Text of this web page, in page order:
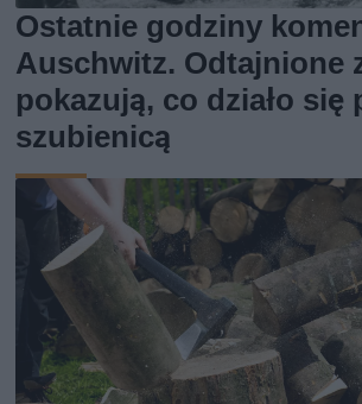
Ostatnie godziny
Auschwitz. Odtajnione
pokazują, co działo się
szubienicą